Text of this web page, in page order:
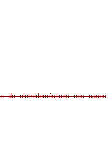
de eletrodomésticos nos casos